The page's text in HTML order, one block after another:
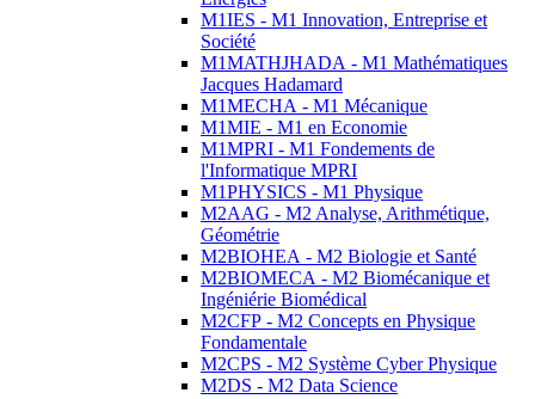
M1IES - M1 Innovation, Entreprise et
Société
M1MATHJHADA - M1 Mathématiques
Jacques Hadamard
M1MECHA - M1 Mécanique
M1MIE - M1 en Economie
M1MPRI - M1 Fondements de
l'Informatique MPRI
M1PHYSICS - M1 Physique
M2AAG - M2 Analyse, Arithmétique,
Géométrie
M2BIOHEA - M2 Biologie et Santé
M2BIOMECA - M2 Biomécanique et
Ingéniérie Biomédical
M2CFP - M2 Concepts en Physique
Fondamentale
M2CPS - M2 Système Cyber Physique
M2DS - M2 Data Science